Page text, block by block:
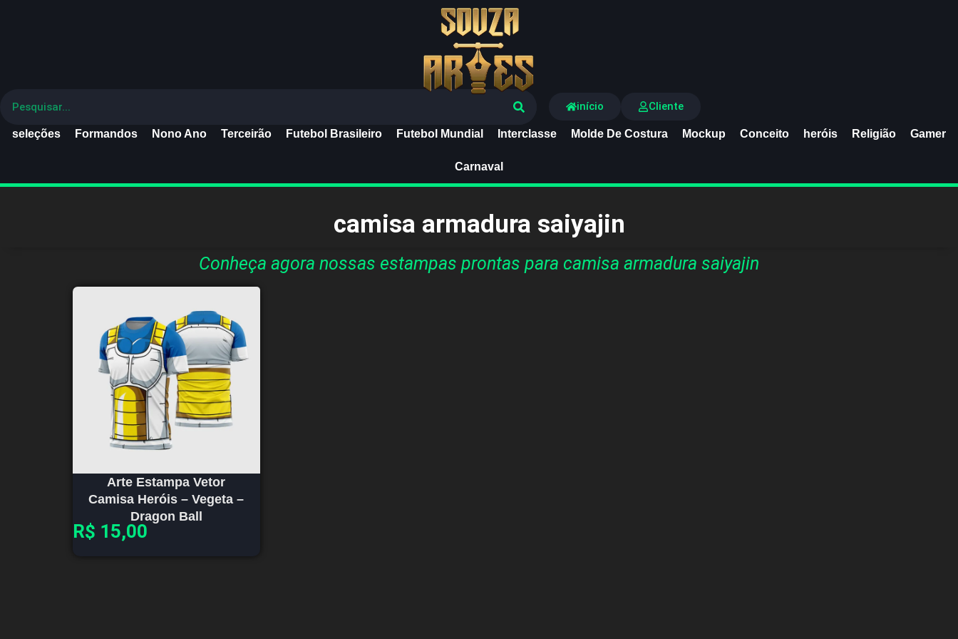
seleções Formandos Nono Ano Terceirão Futebol Brasileiro Futebol Mundial Interclasse Molde De Costura Mockup Conceito heróis Religião Gamer
Carnaval
início Cliente
camisa armadura saiyajin
Conheça agora nossas estampas prontas para camisa armadura saiyajin
Arte Estampa Vetor
Camisa Heróis – Vegeta –
Dragon Ball
R$ 15,00